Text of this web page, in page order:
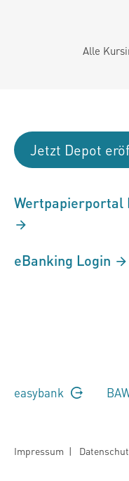
Alle
Jetzt Depot
Wertpapierportal
eBanking Login
easybank
Impressum |